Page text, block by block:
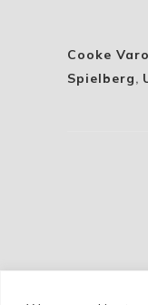
Cooke
Spielberg,